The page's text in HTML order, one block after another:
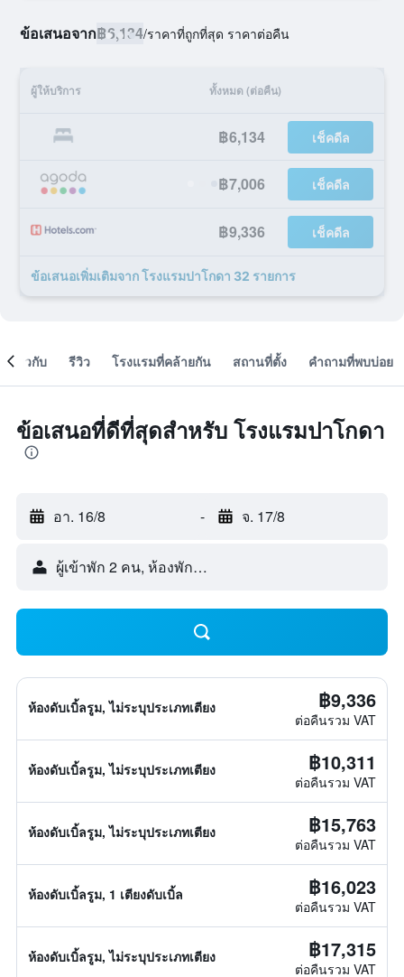
ข้อเสนอจาก฿6,134/ราคาที่ถูกที่สุด ราคาต่อคืน
ผู้ให้บริการ ทั้งหมด (ต่อคืน)
฿6,134 เช็คดีล
฿7,006 เช็คดีล
฿9,336 เช็คดีล
ข้อเสนอเพิ่มเติมจาก โรงแรมปาโกดา 32 รายการ
เกี่ยวกับ รีวิว โรงแรมที่คล้ายกัน สถานที่ตั้ง คำถามที่พบบ่อย
ข้อเสนอที่ดีที่สุดสำหรับ โรงแรมปาโกดา
อา. 16/8 - จ. 17/8
ผู้เข้าพัก 2 คน, ห้องพัก 1 ห้อง
ห้องดับเบิ้ลรูม, ไม่ระบุประเภทเตียง ฿9,336
ต่อคืนรวม VAT
ห้องดับเบิ้ลรูม, ไม่ระบุประเภทเตียง ฿10,311
ต่อคืนรวม VAT
ห้องดับเบิ้ลรูม, ไม่ระบุประเภทเตียง ฿15,763
ต่อคืนรวม VAT
ห้องดับเบิ้ลรูม, 1 เตียงดับเบิ้ล ฿16,023
ต่อคืนรวม VAT
ห้องดับเบิ้ลรูม, ไม่ระบุประเภทเตียง ฿17,315
ต่อคืนรวม VAT